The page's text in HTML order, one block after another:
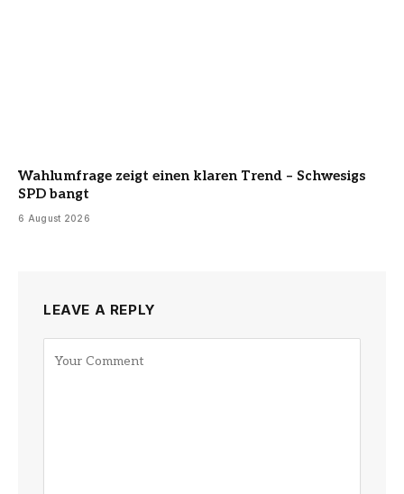
Wahlumfrage zeigt einen klaren Trend – Schwesigs
SPD bangt
6 August 2026
LEAVE A REPLY